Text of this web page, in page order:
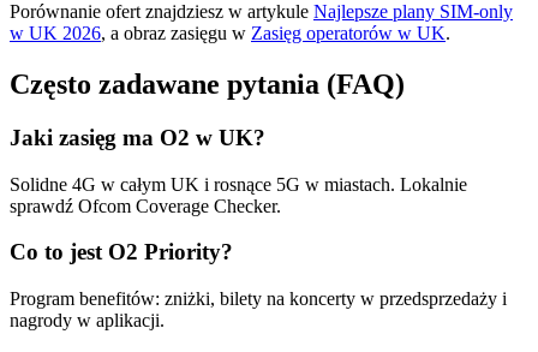
Porównanie ofert znajdziesz w artykule Najlepsze plany SIM-only
w UK 2026, a obraz zasięgu w Zasięg operatorów w UK.
Często zadawane pytania (FAQ)
Jaki zasięg ma O2 w UK?
Solidne 4G w całym UK i rosnące 5G w miastach. Lokalnie
sprawdź Ofcom Coverage Checker.
Co to jest O2 Priority?
Program benefitów: zniżki, bilety na koncerty w przedsprzedaży i
nagrody w aplikacji.